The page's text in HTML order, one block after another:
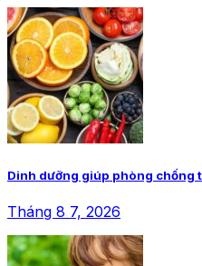
Dinh dưỡng giúp phòng chống
Tháng 8 7, 2026